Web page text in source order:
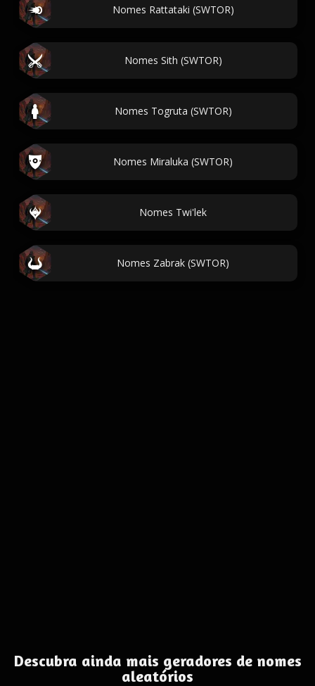
Nomes Rattataki (SWTOR)
Nomes Sith (SWTOR)
Nomes Togruta (SWTOR)
Nomes Miraluka (SWTOR)
Nomes Twi'lek
Nomes Zabrak (SWTOR)
Descubra ainda mais geradores de nomes
aleatórios